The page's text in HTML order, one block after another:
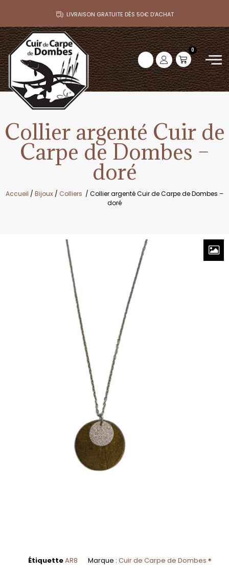
LIVRAISON GRATUITE DÈS 50€ D’ACHAT
0
Collier argenté Cuir de
Carpe de Dombes –
doré
Accueil / Bijoux / Colliers / Collier argenté Cuir de Carpe de Dombes –
doré
ÉtiquetteAR8 Marque : Cuir de Carpe de Dombes ®